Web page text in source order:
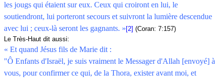
les jougs qui étaient sur eux. Ceux qui croiront en lui, le
soutiendront, lui porteront secours et suivront la lumière descendue
avec lui ; ceux-là seront les gagnants. » [2] (Coran: 7:157)
Le Très-Haut dit aussi:
« Et quand Jésus fils de Marie dit :
"Ô Enfants d'Israël, je suis vraiment le Messager d'Allah [envoyé] à
vous, pour confirmer ce qui, de la Thora, exister avant moi, et